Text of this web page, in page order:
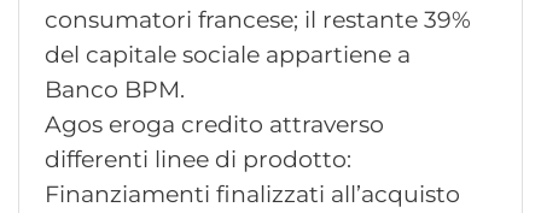
consumatori francese; il restante 39%
del capitale sociale appartiene a
Banco BPM.
Agos eroga credito attraverso
differenti linee di prodotto:
Finanziamenti finalizzati all’acquisto